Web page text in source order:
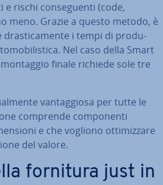
e rischi con­se­guen­ti (code,
meno. Grazie a questo metodo, è
dra­sti­ca­men­te i tempi di pro­du­
Nel caso della Smart
finale richiede sole tre
van­tag­gio­sa per tutte le
comprende com­po­nen­ti
e che vogliono ot­ti­miz­za­re
del valore.
fornitura just in